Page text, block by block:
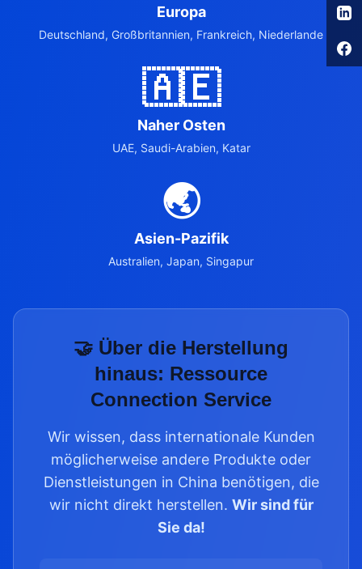
Europa
Deutschland, Großbritannien, Frankreich, Niederlande
🇦🇪
Naher Osten
UAE, Saudi-Arabien, Katar
🌏
Asien-Pazifik
Australien, Japan, Singapur
🤝 Über die Herstellung
hinaus: Ressource
Connection Service
Wir wissen, dass internationale Kunden
möglicherweise andere Produkte oder
Dienstleistungen in China benötigen, die
wir nicht direkt herstellen. Wir sind für
Sie da!